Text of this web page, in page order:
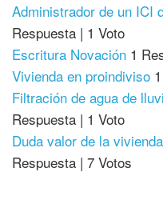
Administrador de un ICI
Respuesta | 1 Voto
Escritura Novación 1
Vivienda en proindiviso
Filtración de agua de
Respuesta | 1 Voto
Duda valor de la
Respuesta | 7 Votos